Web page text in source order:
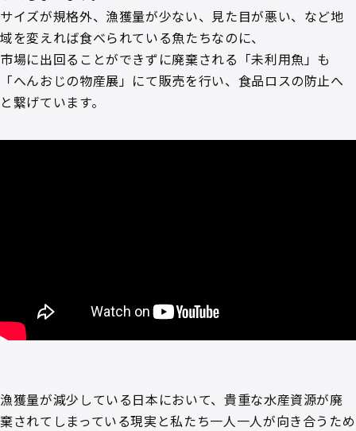
サイズが規格外、漁獲量が少ない、見た目が悪い、など地
域を変えれば食べられている魚たちなのに、
市場に出回ることができずに廃棄される「未利用魚」も
「へんおじの物産展」にて販売を行い、食品ロスの防止へ
と繋げています。
漁獲量が減少している日本において、貴重な水産資源が廃
棄されてしまっている現実と私たち一人一人が向き合うため